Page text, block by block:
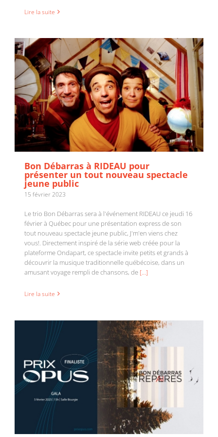
Lire la suite
Bon Débarras à RIDEAU pour
présenter un tout nouveau spectacle
jeune public
15 février 2023
Le trio Bon Débarras sera à l'événement RIDEAU ce jeudi 16
février à Québec pour une présentation express de son
tout nouveau spectacle jeune public, J'm'en viens chez
vous!. Directement inspiré de la série web créée pour la
plateforme Ondapart, ce spectacle invite petits et grands à
découvrir la musique traditionnelle québécoise, dans un
amusant voyage rempli de chansons, de [...]
Lire la suite
Bon Débarras finaliste pour le Prix Opus Concert
de l’année – musique traditionnelle québécoise